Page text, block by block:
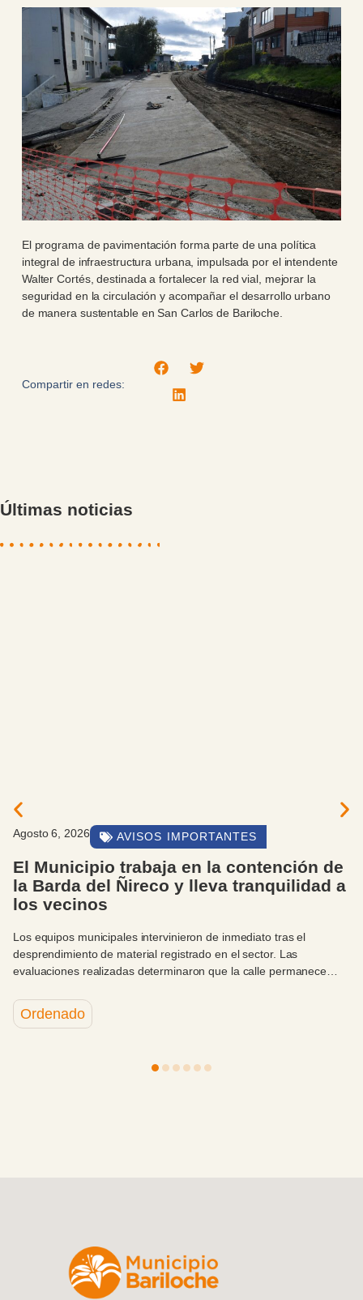
El programa de pavimentación forma parte de una política
integral de infraestructura urbana, impulsada por el intendente
Walter Cortés, destinada a fortalecer la red vial, mejorar la
seguridad en la circulación y acompañar el desarrollo urbano
de manera sustentable en San Carlos de Bariloche.
Compartir en redes:
Últimas noticias
Agosto 6, 2026 GENERAL
Comenzó la obra: nuevas canchas de
pádel en el Gimnasio Municipal 3
levantar cuatro canchas destinadas a ampliar la infraestructura
deportiva de la ciudad. La obra es ejecutada con personal y
recursos municipales.
Integrado